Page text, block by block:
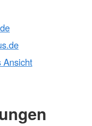
Ansicht